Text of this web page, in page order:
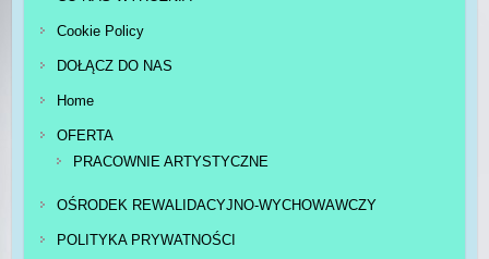
Cookie Policy
DOŁĄCZ DO NAS
Home
OFERTA
PRACOWNIE ARTYSTYCZNE
OŚRODEK REWALIDACYJNO-WYCHOWAWCZY
POLITYKA PRYWATNOŚCI